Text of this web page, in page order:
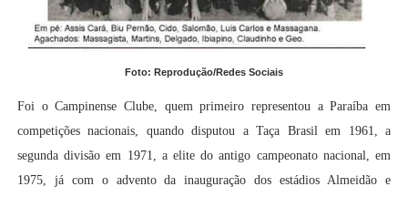
Foto: Reprodução/Redes Sociais
Foi o Campinense Clube, quem primeiro representou a Paraíba em
competições nacionais, quando disputou a Taça Brasil em 1961, a
segunda divisão em 1971, a elite do antigo campeonato nacional, em
1975, já com o advento da inauguração dos estádios Almeidão e